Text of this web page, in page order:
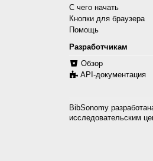
С чего начать
Кнопки для браузера
Помощь
Разработчикам
Обзор
API-документация
BibSonomy
исследовательским